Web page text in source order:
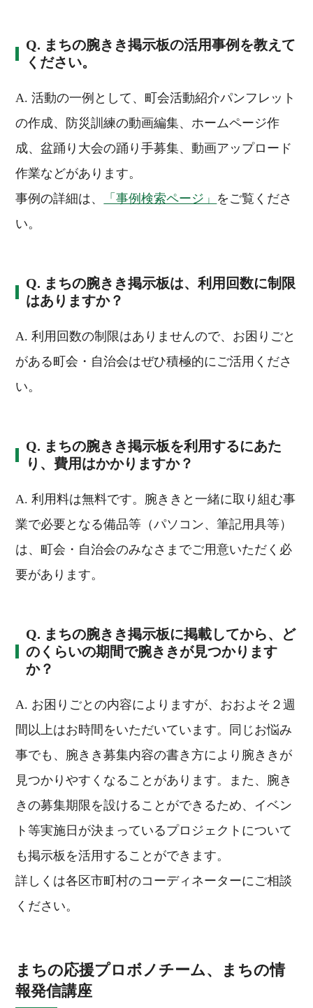
Q. まちの腕きき掲示板の活用事例を教えて
ください。
A. 活動の一例として、町会活動紹介パンフレット
の作成、防災訓練の動画編集、ホームページ作
成、盆踊り大会の踊り手募集、動画アップロード
作業などがあります。
事例の詳細は、
「事例検索ページ」 をご覧くださ
い。
Q. まちの腕きき掲示板は、利用回数に制限
はありますか？
A. 利用回数の制限はありませんので、お困りごと
がある町会・自治会はぜひ積極的にご活用くださ
い。
Q. まちの腕きき掲示板を利用するにあた
り、費用はかかりますか？
A. 利用料は無料です。腕ききと一緒に取り組む事
業で必要となる備品等（パソコン、筆記用具等）
は、町会・自治会のみなさまでご用意いただく必
要があります。
Q. まちの腕きき掲示板に掲載してから、ど
のくらいの期間で腕ききが見つかります
か？
A. お困りごとの内容によりますが、おおよそ２週
間以上はお時間をいただいています。同じお悩み
事でも、腕きき募集内容の書き方により腕ききが
見つかりやすくなることがあります。また、腕き
きの募集期限を設けることができるため、イベン
ト等実施日が決まっているプロジェクトについて
も掲示板を活用することができます。
詳しくは各区市町村のコーディネーターにご相談
ください。
まちの応援プロボノチーム、まちの情
報発信講座